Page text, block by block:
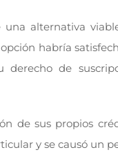
alternativa
habría
derecho de
de sus propios
y se causó un